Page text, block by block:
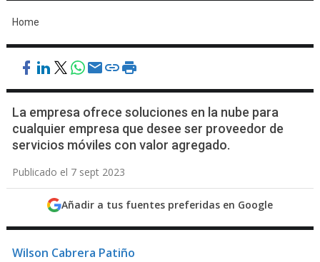
Home
La empresa ofrece soluciones en la nube para
cualquier empresa que desee ser proveedor de
servicios móviles con valor agregado.
Publicado el 7 sept 2023
Añadir a tus fuentes preferidas en Google
Wilson Cabrera Patiño